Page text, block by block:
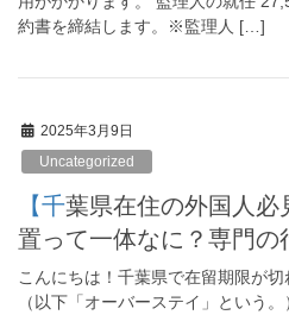
約書を締結します。※監理人 […]
2025年3月9日
Uncategorized
【千葉県在住の外国人必見！】入管の監理措
置って一体なに？専門の
こんにちは！千葉県で在留期限が
（以下「オーバーステイ」という